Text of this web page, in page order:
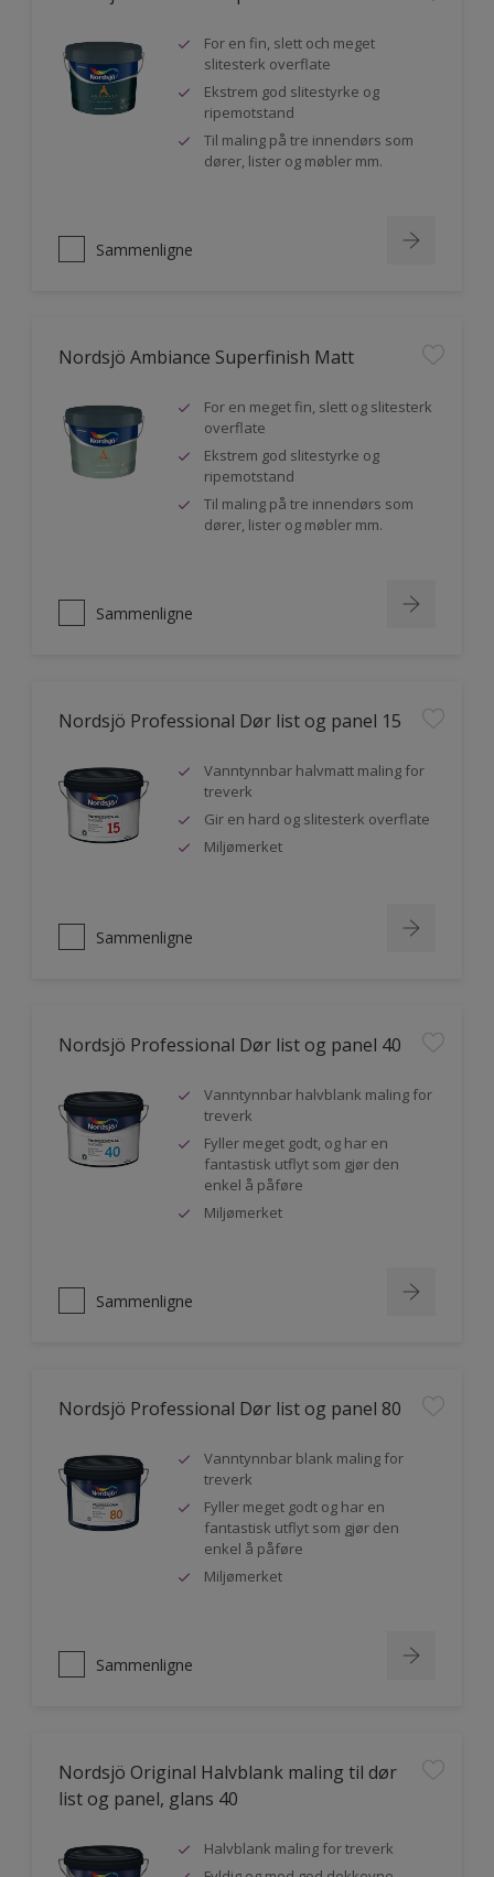
For en fin, slett och meget
slitesterk overflate
Ekstrem god slitestyrke og
ripemotstand
Til maling på tre innendørs som
dører, lister og møbler mm.
Sammenligne
Nordsjö Ambiance Superfinish Matt
For en meget fin, slett og slitesterk
overflate
Ekstrem god slitestyrke og
ripemotstand
Til maling på tre innendørs som
dører, lister og møbler mm.
Sammenligne
Nordsjö Professional Dør list og panel 15
Vanntynnbar halvmatt maling for
treverk
Gir en hard og slitesterk overflate
Miljømerket
Sammenligne
Nordsjö Professional Dør list og panel 40
Vanntynnbar halvblank maling for
treverk
Fyller meget godt, og har en
fantastisk utflyt som gjør den
enkel å påføre
Miljømerket
Sammenligne
Nordsjö Professional Dør list og panel 80
Vanntynnbar blank maling for
treverk
Fyller meget godt og har en
fantastisk utflyt som gjør den
enkel å påføre
Miljømerket
Sammenligne
Nordsjö Original Halvblank maling til dør
list og panel, glans 40
Halvblank maling for treverk